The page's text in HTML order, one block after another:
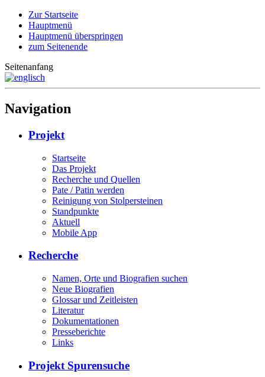
Zur Startseite
Hauptmenü
Hauptmenü überspringen
zum Seitenende
Seitenanfang
Navigation
Projekt
Startseite
Das Projekt
Recherche und Quellen
Pate / Patin werden
Reinigung von Stolpersteinen
Standpunkte
Aktuell
Mobile App
Recherche
Namen, Orte und Biografien suchen
Neue Biografien
Glossar und Zeitleisten
Literatur
Dokumentationen
Presseberichte
Links
Projekt Spurensuche